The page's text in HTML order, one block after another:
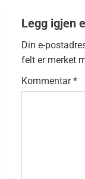
Legg igjen
Din e-
felt er merket
Kommentar*